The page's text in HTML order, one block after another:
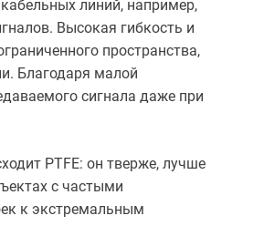
линий, например,
Высокая гибкость и
пространства,
Благодаря малой
сигнала даже при
PTFE: он тверже, лучше
с частыми
к экстремальным